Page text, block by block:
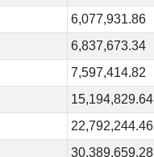
6,077,931.86
6,837,673.34
7,597,414.82
15,194,829.64
22,792,244.46
30,389,659.28